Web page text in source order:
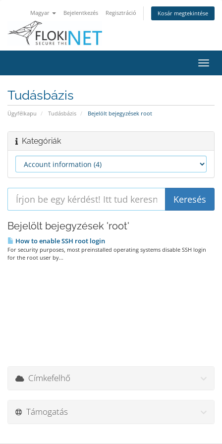
Magyar Bejelentkezés Regisztráció Kosár megtekintése
a
Tudásbázis
Ügyfélkapu Tudásbázis Bejelölt bejegyzések root
Kategóriák
Bejelölt bejegyzések 'root'
How to enable SSH root login
For security purposes, most preinstalled operating systems disable SSH login
for the root user by...
Címkefelhő
Támogatás